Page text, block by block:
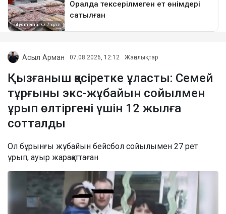
Асыл Арман 07.08.2026, 12:12 Жаңалықтар
Қызғаныш қасіретке ұласты: Семей
тұрғыны экс-жұбайын сойылмен
ұрып өлтіргені үшін 12 жылға
сотталды
Ол бұрынғы жұбайын бейсбол сойылымен 27 рет
ұрып, ауыр жарақаттаған